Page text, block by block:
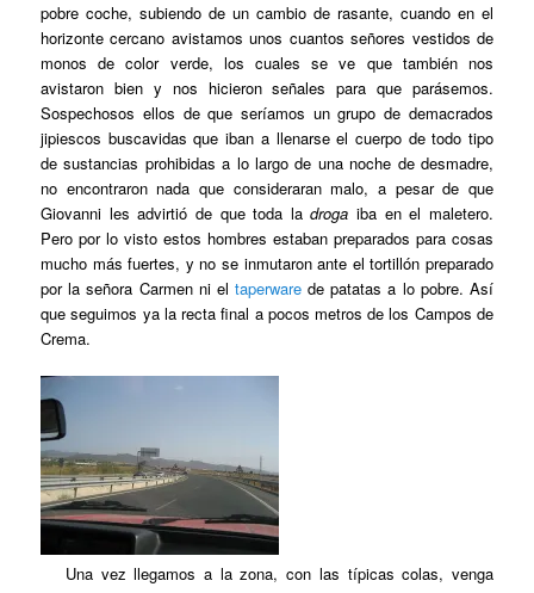
pobre coche, subiendo de un cambio de rasante, cuando en el
horizonte cercano avistamos unos cuantos señores vestidos de
monos de color verde, los cuales se ve que también nos
avistaron bien y nos hicieron señales para que parásemos.
Sospechosos ellos de que seríamos un grupo de demacrados
jipiescos buscavidas que iban a llenarse el cuerpo de todo tipo
de sustancias prohibidas a lo largo de una noche de desmadre,
no encontraron nada que consideraran malo, a pesar de que
Giovanni les advirtió de que toda ladroga iba en el maletero.
Pero por lo visto estos hombres estaban preparados para cosas
mucho más fuertes, y no se inmutaron ante el tortillón preparado
por la señora Carmen ni el taperware de patatas a lo pobre. Así
que seguimos ya la recta final a pocos metros de los Campos de
Crema.
Una vez llegamos a la zona, con las típicas colas, venga